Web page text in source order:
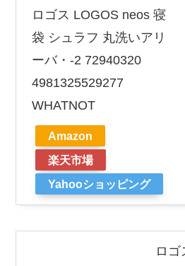
ロゴス LOGOS neos 寝
袋 シュラフ 丸洗いアリ
ーバ・-2 72940320
4981325529277
WHATNOT
Amazon
楽天市場
Yahooショッピング
ロ